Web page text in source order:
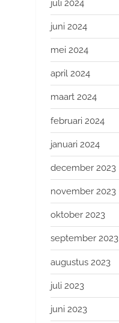
juli 2024
juni 2024
mei 2024
april 2024
maart 2024
februari 2024
januari 2024
december 2023
november 2023
oktober 2023
september 2023
augustus 2023
juli 2023
juni 2023